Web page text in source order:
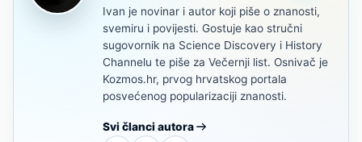
Ivan je novinar i autor koji piše o znanosti,
svemiru i povijesti. Gostuje kao stručni
sugovornik na Science Discovery i History
Channelu te piše za Večernji list. Osnivač je
Kozmos.hr, prvog hrvatskog portala
posvećenog popularizaciji znanosti.
Svi članci autora